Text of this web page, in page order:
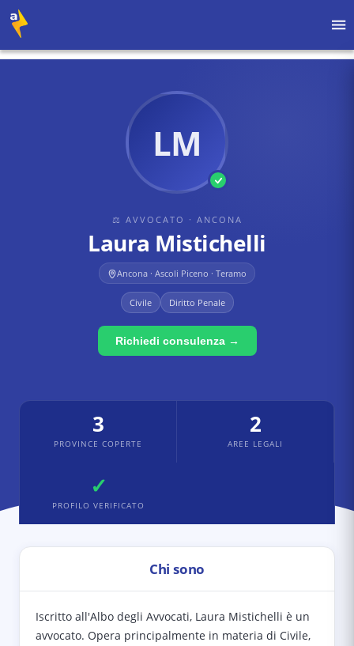
LM
⚖ AVVOCATO · ANCONA
Laura Mistichelli
Ancona · Ascoli Piceno · Teramo
Civile Diritto Penale
Richiedi consulenza →
3
PROVINCE COPERTE
2
AREE LEGALI
✓
PROFILO VERIFICATO
Chi sono
Iscritto all'Albo degli Avvocati, Laura Mistichelli è un
avvocato. Opera principalmente in materia di Civile,